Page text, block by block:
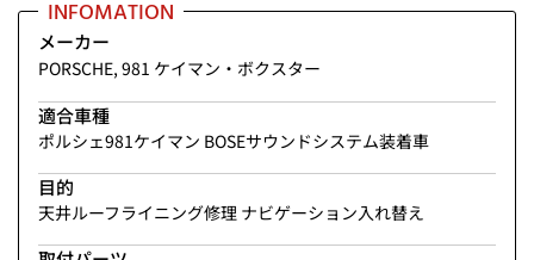
INFOMATION
メーカー
PORSCHE, 981 ケイマン・ボクスター
適合車種
ポルシェ981ケイマン BOSEサウンドシステム装着車
目的
天井ルーフライニング修理 ナビゲーション入れ替え